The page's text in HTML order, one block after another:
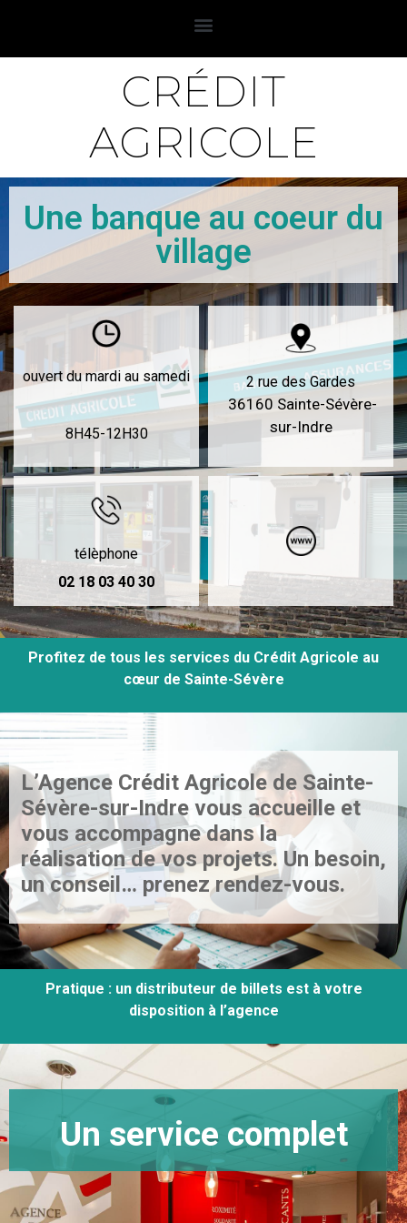
CRÉDIT
AGRICOLE
Une banque au coeur du
village
ouvert du mardi au samedi
8H45-12H30
2 rue des Gardes
36160 Sainte-Sévère-
sur-Indre
télèphone
02 18 03 40 30
Profitez de tous les services du Crédit Agricole au
cœur de Sainte-Sévère
L’Agence Crédit Agricole de Sainte-
Sévère-sur-Indre vous accueille et
vous accompagne dans la
réalisation de vos projets. Un besoin,
un conseil… prenez rendez-vous.
Pratique : un distributeur de billets est à votre
disposition à l’agence
Un service complet